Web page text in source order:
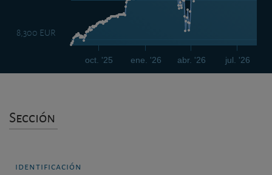
ene. '26 jul. '26
oct. '25 abr. '26
8,300 EUR
Sección
identificación